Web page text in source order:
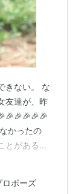
きない。 な
友達が、昨
かったの
とがあるん
れたの
もう嬉し
ロポーズ